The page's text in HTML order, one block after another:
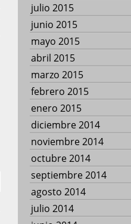
julio 2015
junio 2015
mayo 2015
abril 2015
marzo 2015
febrero 2015
enero 2015
diciembre 2014
noviembre 2014
octubre 2014
septiembre 2014
agosto 2014
julio 2014